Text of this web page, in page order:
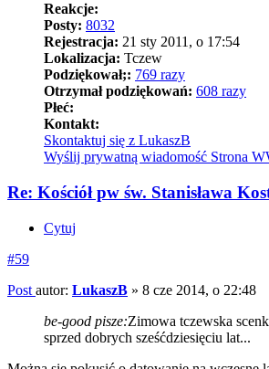
Reakcje:
Posty: 8032
Rejestracja: 21 sty 2011, o 17:54
Lokalizacja: Tczew
Podziękował;: 769 razy
Otrzymał podziękowań: 608 razy
Płeć:
Kontakt:
Skontaktuj się z LukaszB
Wyślij prywatną wiadomość Strona
Re: Kościół pw św. Stanisława
Cytuj
#59
Post autor: LukaszB » 8 cze 2014, o 22:48
be-good pisze:Zimowa tczewska
sprzed dobrych sześćdziesięciu lat...